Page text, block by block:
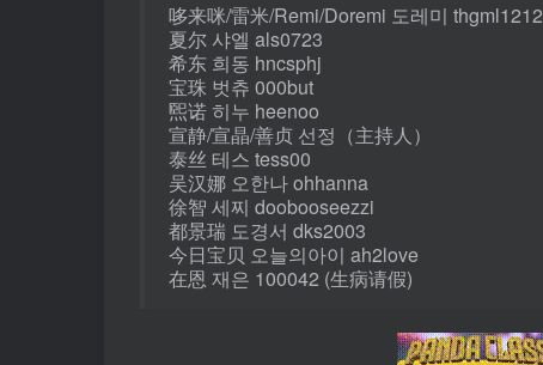
哆来咪/雷米/Remi/Doremi 도레미 thgml1212
夏尔 샤엘 als0723
希东 희동 hncsphj
宝珠 벗츄 000but
煕诺 히누 heenoo
宣静/宣晶/善贞 선정（主持人）
泰丝 테스 tess00
吴汉娜 오한나 ohhanna
徐智 세찌 doobooseezzi
都景瑞 도경서 dks2003
今日宝贝 오늘의아이 ah2love
在恩 재은 100042 (生病请假)